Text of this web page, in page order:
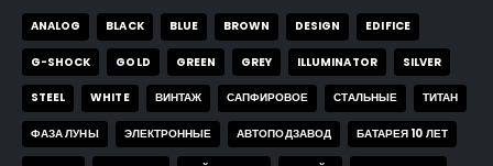
ANALOG BLACK BLUE BROWN DESIGN EDIFICE
G-SHOCK GOLD GREEN GREY ILLUMINATOR SILVER
STEEL WHITE ВИНТАЖ САПФИРОВОЕ СТАЛЬНЫЕ ТИТАН
ФАЗА ЛУНЫ ЭЛЕКТРОННЫЕ АВТОПОДЗАВОД БАТАРЕЯ 10 ЛЕТ